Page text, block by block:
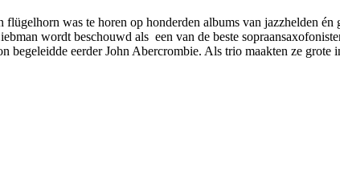
flügelhorn was te horen op honderden albums van jazzhelden
wordt beschouwd als een van de beste
begeleidde eerder John Abercrombie. Als trio maakten ze grote